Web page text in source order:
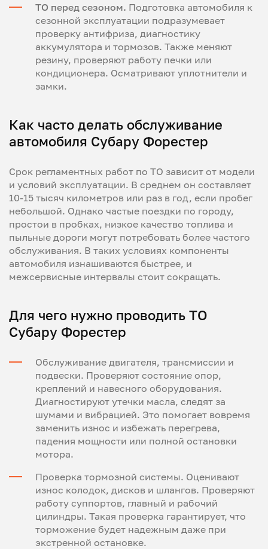
ТО перед сезоном. Подготовка автомобиля к
сезонной эксплуатации подразумевает
проверку антифриза, диагностику
аккумулятора и тормозов. Также меняют
резину, проверяют работу печки или
кондиционера. Осматривают уплотнители и
замки.
Как часто делать обслуживание
автомобиля Субару Форестер
Срок регламентных работ по ТО зависит от модели
и условий эксплуатации. В среднем он составляет
10-15 тысяч километров или раз в год, если пробег
небольшой. Однако частые поездки по городу,
простои в пробках, низкое качество топлива и
пыльные дороги могут потребовать более частого
обслуживания. В таких условиях компоненты
автомобиля изнашиваются быстрее, и
межсервисные интервалы стоит сокращать.
Для чего нужно проводить ТО
Субару Форестер
Обслуживание двигателя, трансмиссии и
подвески. Проверяют состояние опор,
креплений и навесного оборудования.
Диагностируют утечки масла, следят за
шумами и вибрацией. Это помогает вовремя
заменить износ и избежать перегрева,
падения мощности или полной остановки
мотора.
Проверка тормозной системы. Оценивают
износ колодок, дисков и шлангов. Проверяют
работу суппортов, главный и рабочий
цилиндры. Такая проверка гарантирует, что
торможение будет надежным даже при
экстренной остановке.